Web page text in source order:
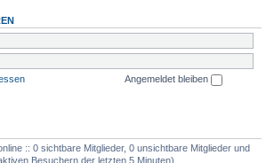
Angemeldet bleiben
:: 0 sichtbare Mitglieder, 0 unsichtbare Mitglieder und
Besuchern der letzten 5 Minuten)